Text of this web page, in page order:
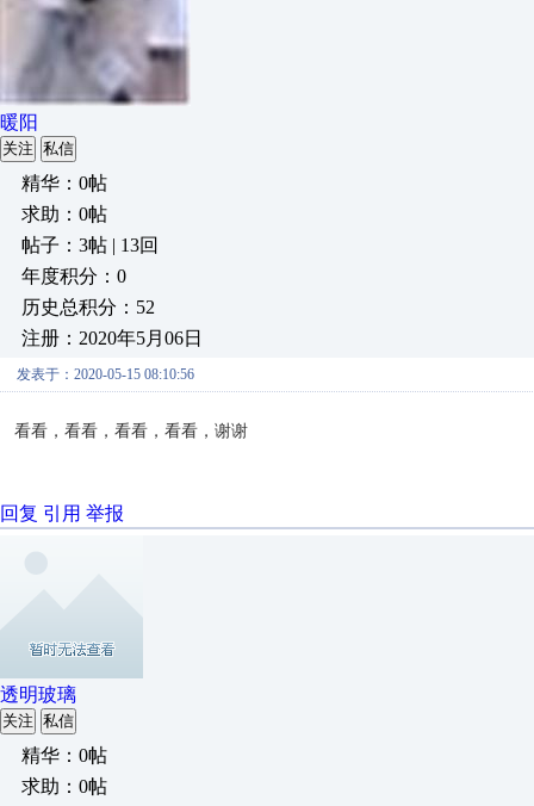
暖阳
关注 私信
精华：0帖
求助：0帖
帖子：3帖 | 13回
年度积分：0
历史总积分：52
注册：2020年5月06日
发表于：2020-05-15 08:10:56
看看，看看，看看，看看，谢谢
回复 引用 举报
透明玻璃
关注 私信
精华：0帖
求助：0帖